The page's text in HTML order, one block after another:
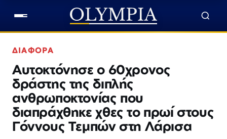
ΔΙΑΦΟΡΑ
Αυτοκτόνησε ο 60χρονος
δράστης της διπλής
ανθρωποκτονίας που
διαπράχθηκε χθες το πρωί στους
Γόννους Τεμπών στη Λάρισα